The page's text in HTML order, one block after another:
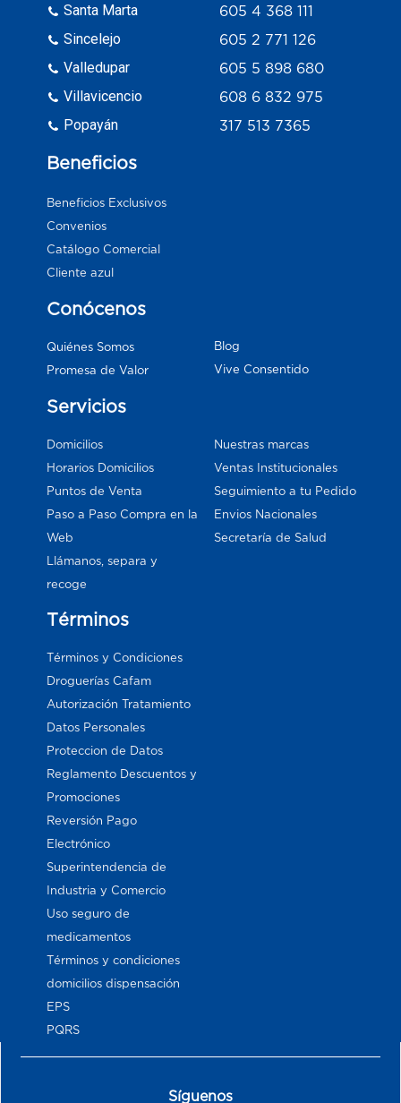
Santa Marta
Sincelejo
Valledupar
Villavicencio
Popayán
605 4 368 111
605 2 771 126
605 5 898 680
608 6 832 975
317 513 7365
Beneficios
Beneficios Exclusivos
Convenios
Catálogo Comercial
Cliente azul
Conócenos
Quiénes Somos
Promesa de Valor
Blog
Vive Consentido
Servicios
Domicilios
Horarios Domicilios
Puntos de Venta
Paso a Paso Compra en la
Web
Llámanos, separa y
recoge
Nuestras marcas
Ventas Institucionales
Seguimiento a tu Pedido
Envios Nacionales
Secretaría de Salud
Términos
Términos y Condiciones
Droguerías Cafam
Autorización Tratamiento
Datos Personales
Proteccion de Datos
Reglamento Descuentos y
Promociones
Reversión Pago
Electrónico
Superintendencia de
Industria y Comercio
Uso seguro de
medicamentos
Términos y condiciones
domicilios dispensación
EPS
PQRS
Síguenos